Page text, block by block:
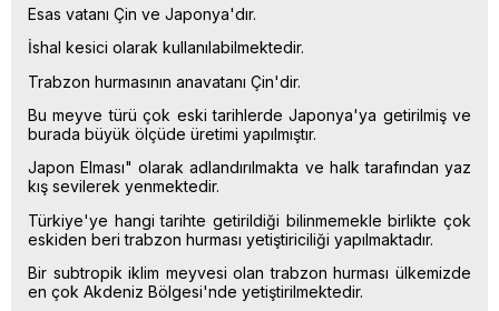
Esas vatanı Çin ve Japonya'dır.
İshal kesici olarak kullanılabilmektedir.
Trabzon hurmasının anavatanı Çin'dir.
Bu meyve türü çok eski tarihlerde Japonya'ya getirilmiş ve
burada büyük ölçüde üretimi yapılmıştır.
Japon Elması" olarak adlandırılmakta ve halk tarafından yaz
kış sevilerek yenmektedir.
Türkiye'ye hangi tarihte getirildiği bilinmemekle birlikte çok
eskiden beri trabzon hurması yetiştiriciliği yapılmaktadır.
Bir subtropik iklim meyvesi olan trabzon hurması ülkemizde
en çok Akdeniz Bölgesi'nde yetiştirilmektedir.